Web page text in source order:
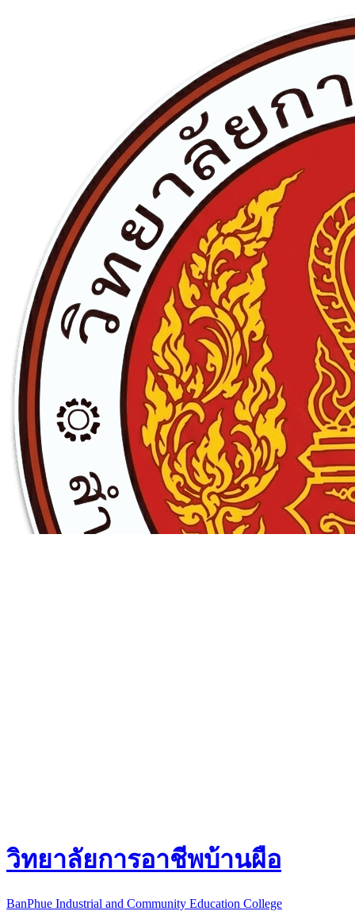
วิทยาลัยการอาชีพบ้านผือ
BanPhue Industrial and Community Education College